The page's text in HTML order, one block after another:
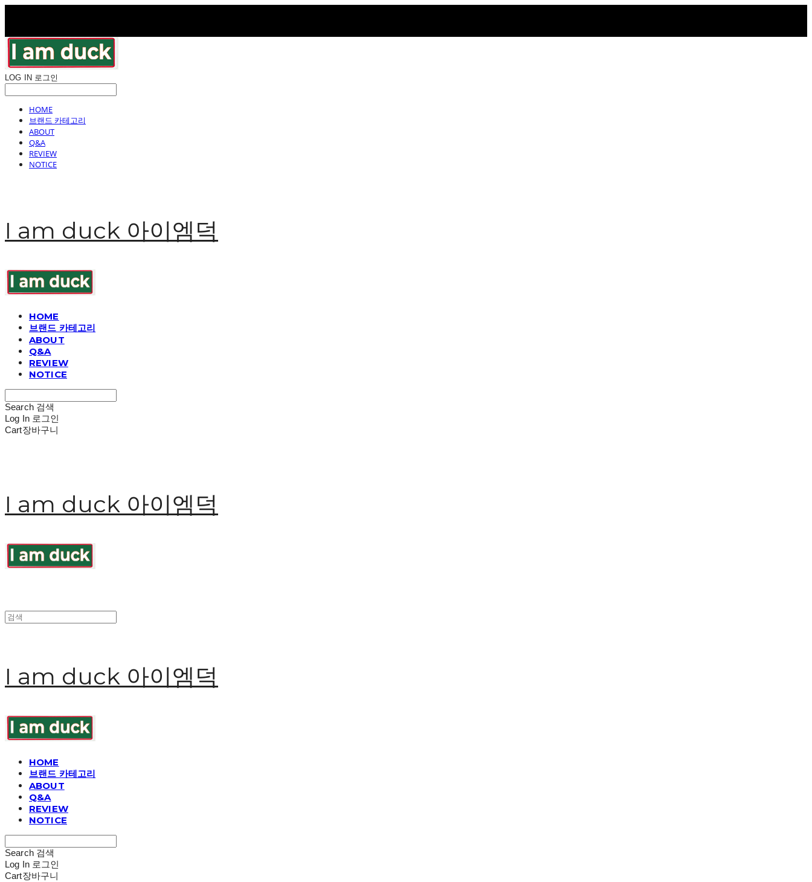
LOG IN 로그인
HOME
브랜드 카테고리
ABOUT
Q&A
REVIEW
NOTICE
I am duck 아이엠덕
HOME
브랜드 카테고리
ABOUT
Q&A
REVIEW
NOTICE
Search 검색
Log In 로그인
Cart장바구니
I am duck 아이엠덕
I am duck 아이엠덕
HOME
브랜드 카테고리
ABOUT
Q&A
REVIEW
NOTICE
Search 검색
Log In 로그인
Cart장바구니